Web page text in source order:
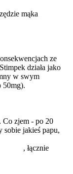
mąka
ze
działa jako
w swym
50mg).
Co zjem - po 20
sobie jakieś papu,
, łącznie